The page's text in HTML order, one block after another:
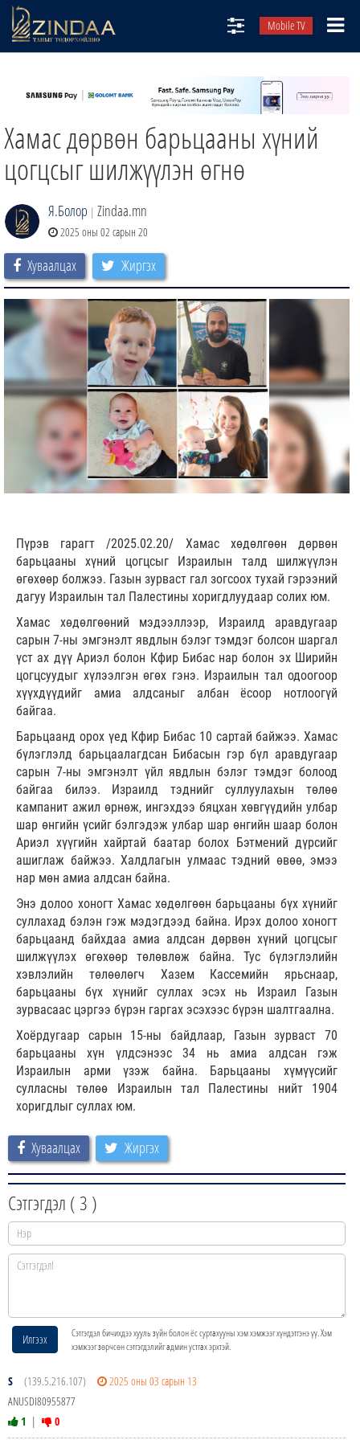
Mobile TV
ТВ8
ӨГЛӨӨНИЙ СОНИН
АУДИО ЗОХИОЛ
ЗИНДАА СЭТГҮҮЛ
Хамас дөрвөн барьцааны хүний
цогцсыг шилжүүлэн өгнө
Я.Болор | Zindaa.mn
2025 оны 02 сарын 20
Хуваалцах Жиргэх
Пүрэв гарагт /2025.02.20/ Хамас хөдөлгөөн дөрвөн
барьцааны хүний цогцсыг Израилын талд шилжүүлэн
өгөхөөр болжээ. Газын зурваст гал зогсоох тухай гэрээний
дагуу Израилын тал Палестины хоригдлуудаар солих юм.
Хамас хөдөлгөөний мэдээллээр, Израилд аравдугаар
сарын 7-ны эмгэнэлт явдлын бэлэг тэмдэг болсон шаргал
үст ах дүү Ариэл болон Кфир Бибас нар болон эх Ширийн
цогцсуудыг хүлээлгэн өгөх гэнэ. Израилын тал одоогоор
хүүхдүүдийг амиа алдсаныг албан ёсоор нотлоогүй
байгаа.
Барьцаанд орох үед Кфир Бибас 10 сартай байжээ. Хамас
бүлэглэлд барьцаалагдсан Бибасын гэр бүл аравдугаар
сарын 7-ны эмгэнэлт үйл явдлын бэлэг тэмдэг болоод
байгаа билээ. Израилд тэднийг суллуулахын төлөө
кампанит ажил өрнөж, ингэхдээ бяцхан хөвгүүдийн улбар
шар өнгийн үсийг бэлгэдэж улбар шар өнгийн шаар болон
Ариэл хүүгийн хайртай баатар болох Бэтмений дүрсийг
ашиглаж байжээ. Халдлагын улмаас тэдний өвөө, эмээ
нар мөн амиа алдсан байна.
Энэ долоо хоногт Хамас хөдөлгөөн барьцааны бүх хүнийг
суллахад бэлэн гэж мэдэгдээд байна. Ирэх долоо хоногт
барьцаанд байхдаа амиа алдсан дөрвөн хүний цогцсыг
шилжүүлэх өгөхөөр төлөвлөж байна. Тус бүлэглэлийн
хэвлэлийн төлөөлөгч Хазем Кассемийн ярьснаар,
барьцааны бүх хүнийг суллах эсэх нь Израил Газын
зурвасаас цэргээ бүрэн гаргах эсэхээс бүрэн шалтгаална.
Хоёрдугаар сарын 15-ны байдлаар, Газын зурваст 70
барьцааны хүн үлдсэнээс 34 нь амиа алдсан гэж
Израилын арми үзэж байна. Барьцааны хүмүүсийг
сулласны төлөө Израилын тал Палестины нийт 1904
хоригдлыг суллах юм.
Хуваалцах Жиргэх
Сэтгэгдэл ( 3 )
Илгээх
Сэтгэгдэл бичихдээ хууль зүйн болон ёс суртахууны хэм хэмжээг хүндэтгэнэ үү. Хэм
хэмжээг зөрчсөн сэтгэгдэлийг админ устгах эрхтэй.
S (139.5.216.107)
2025 оны 03 сарын 13
ANUSDI80955877
1 | 0